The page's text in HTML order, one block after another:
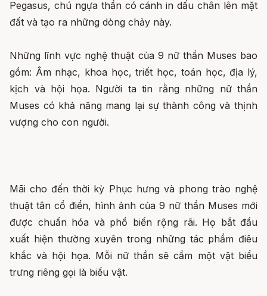
Pegasus, chú ngựa thần có cánh in dấu chân lên mặt
đất và tạo ra những dòng chảy này.
Những lĩnh vực nghệ thuật của 9 nữ thần Muses bao
gồm: Âm nhạc, khoa học, triết học, toán học, địa lý,
kịch và hội họa. Người ta tin rằng những nữ thần
Muses có khả năng mang lại sự thành công và thịnh
vượng cho con người.
Mãi cho đến thời kỳ Phục hưng và phong trào nghệ
thuật tân cổ điển, hình ảnh của 9 nữ thần Muses mới
được chuẩn hóa và phổ biến rộng rãi. Họ bắt đầu
xuất hiện thường xuyên trong những tác phẩm điêu
khắc và hội họa. Mỗi nữ thần sẽ cầm một vật biểu
trưng riêng gọi là biểu vật.